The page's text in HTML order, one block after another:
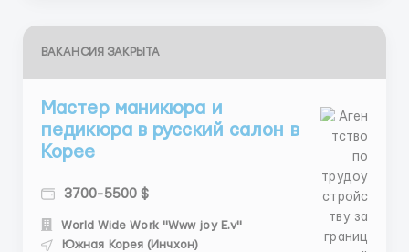
ВАКАНСИЯ ЗАКРЫТА
Мастер маникюра и
педикюра в русский салон в
Корее
3700-5500 $
World Wide Work "Www joy E.v"
Южная Корея (Инчхон)